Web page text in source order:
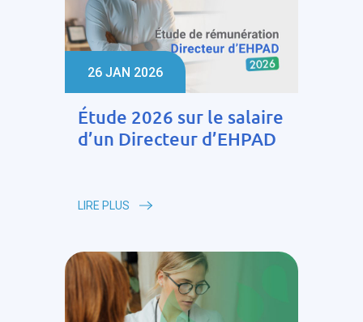
26 JAN 2026
Étude 2026 sur le salaire
d’un Directeur d’EHPAD
LIRE PLUS